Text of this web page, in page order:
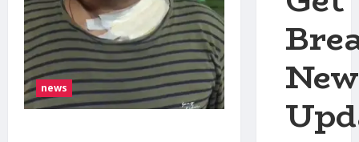
मौत
के
घाट,
आरोपी
फरार
news